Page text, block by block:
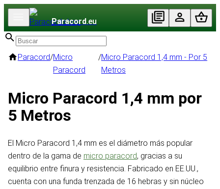
Paracord.eu
Paracord/Micro
Paracord
/Micro Paracord 1,4 mm - Por 5
Metros
Micro Paracord 1,4 mm por
5 Metros
El Micro Paracord 1,4 mm es el diámetro más popular
dentro de la gama de micro paracord, gracias a su
equilibrio entre finura y resistencia. Fabricado en EE.UU.,
cuenta con una funda trenzada de 16 hebras y sin núcleo